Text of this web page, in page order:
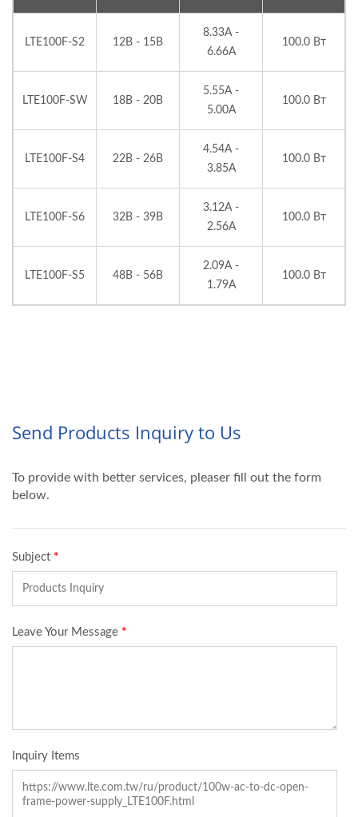
LTE100F-S2 12В - 15В
8.33A -
6.66A
100.0 Вт
LTE100F-SW 18В - 20В
5.55A -
5.00A
100.0 Вт
LTE100F-S4 22В - 26В
4.54A -
3.85A
100.0 Вт
LTE100F-S6 32В - 39В
3.12A -
2.56A
100.0 Вт
LTE100F-S5 48В - 56В
2.09A -
1.79A
100.0 Вт